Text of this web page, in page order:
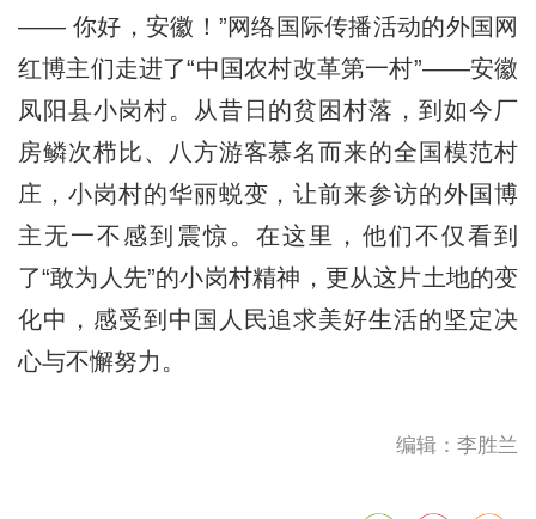
—— 你好，安徽！”网络国际传播活动的外国网
红博主们走进了“中国农村改革第一村”——安徽
凤阳县小岗村。从昔日的贫困村落，到如今厂
房鳞次栉比、八方游客慕名而来的全国模范村
庄，小岗村的华丽蜕变，让前来参访的外国博
主无一不感到震惊。在这里，他们不仅看到
了“敢为人先”的小岗村精神，更从这片土地的变
化中，感受到中国人民追求美好生活的坚定决
心与不懈努力。
编辑：李胜兰